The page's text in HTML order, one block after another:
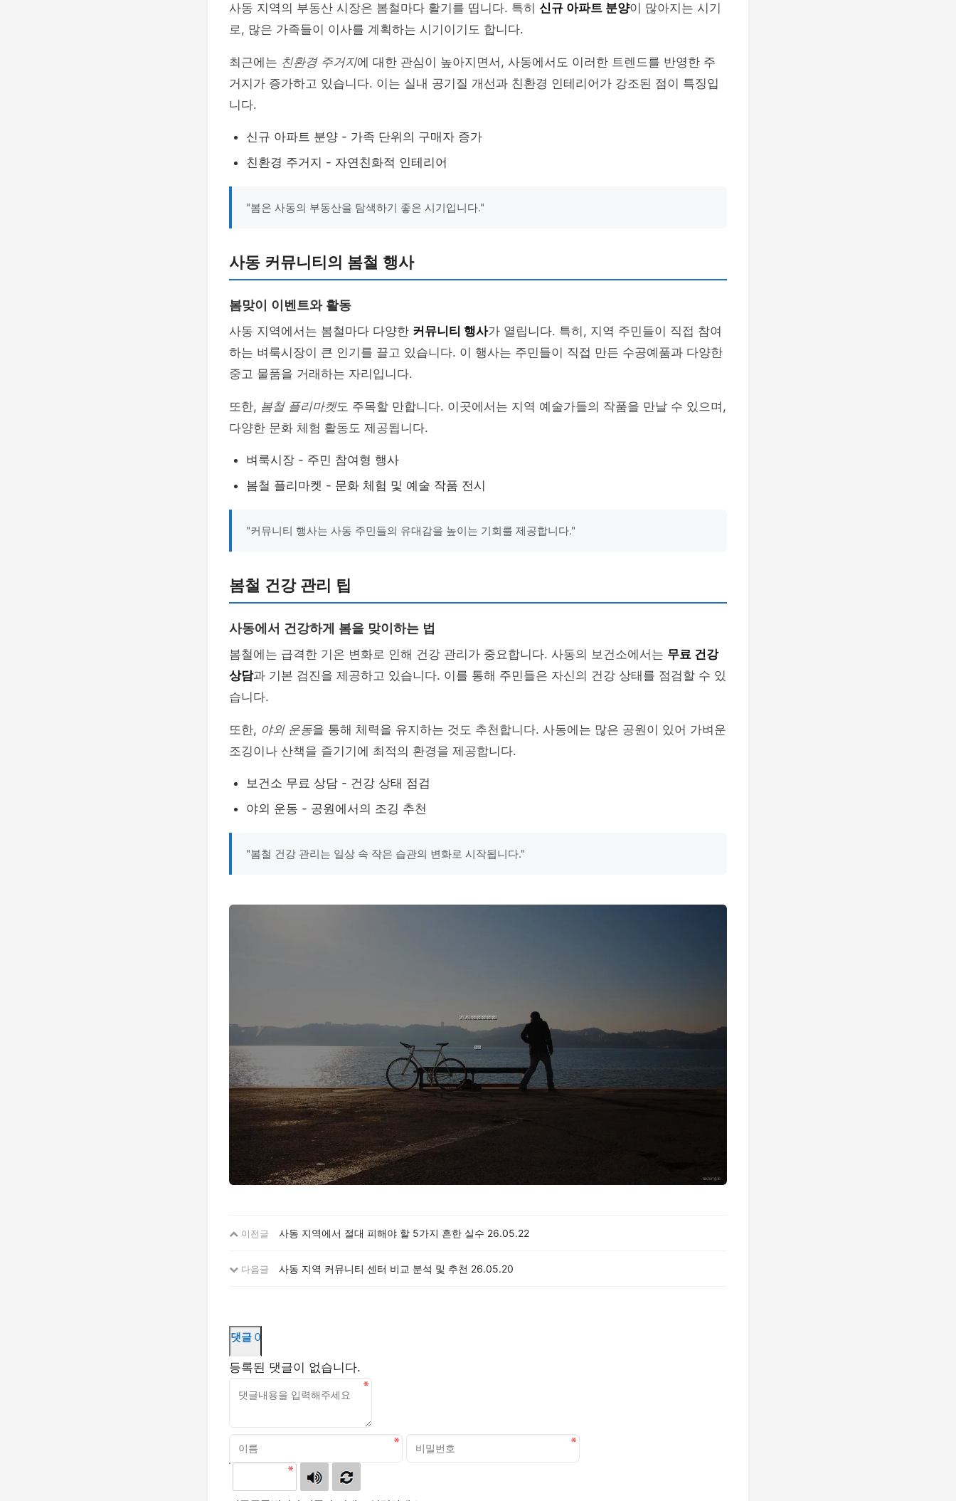
사동 지역의 부동산 시장은 봄철마다 활기를 띱니다. 특히 신규 아파트 분양이 많아지는 시기
로, 많은 가족들이 이사를 계획하는 시기이기도 합니다.
최근에는 친환경 주거지에 대한 관심이 높아지면서, 사동에서도 이러한 트렌드를 반영한 주
거지가 증가하고 있습니다. 이는 실내 공기질 개선과 친환경 인테리어가 강조된 점이 특징입
니다.
신규 아파트 분양 - 가족 단위의 구매자 증가
친환경 주거지 - 자연친화적 인테리어
"봄은 사동의 부동산을 탐색하기 좋은 시기입니다."
사동 커뮤니티의 봄철 행사
봄맞이 이벤트와 활동
사동 지역에서는 봄철마다 다양한 커뮤니티 행사가 열립니다. 특히, 지역 주민들이 직접 참여
하는 벼룩시장이 큰 인기를 끌고 있습니다. 이 행사는 주민들이 직접 만든 수공예품과 다양한
중고 물품을 거래하는 자리입니다.
또한, 봄철 플리마켓도 주목할 만합니다. 이곳에서는 지역 예술가들의 작품을 만날 수 있으며,
다양한 문화 체험 활동도 제공됩니다.
벼룩시장 - 주민 참여형 행사
봄철 플리마켓 - 문화 체험 및 예술 작품 전시
"커뮤니티 행사는 사동 주민들의 유대감을 높이는 기회를 제공합니다."
봄철 건강 관리 팁
사동에서 건강하게 봄을 맞이하는 법
봄철에는 급격한 기온 변화로 인해 건강 관리가 중요합니다. 사동의 보건소에서는 무료 건강
상담과 기본 검진을 제공하고 있습니다. 이를 통해 주민들은 자신의 건강 상태를 점검할 수 있
습니다.
또한, 야외 운동을 통해 체력을 유지하는 것도 추천합니다. 사동에는 많은 공원이 있어 가벼운
조깅이나 산책을 즐기기에 최적의 환경을 제공합니다.
보건소 무료 상담 - 건강 상태 점검
야외 운동 - 공원에서의 조깅 추천
"봄철 건강 관리는 일상 속 작은 습관의 변화로 시작됩니다."
이전글 사동 지역에서 절대 피해야 할 5가지 흔한 실수 26.05.22
다음글 사동 지역 커뮤니티 센터 비교 분석 및 추천 26.05.20
댓글 0
등록된 댓글이 없습니다.